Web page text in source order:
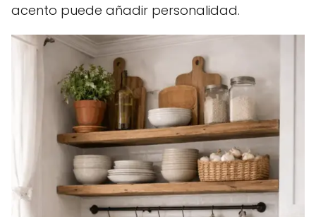
acento puede añadir personalidad.